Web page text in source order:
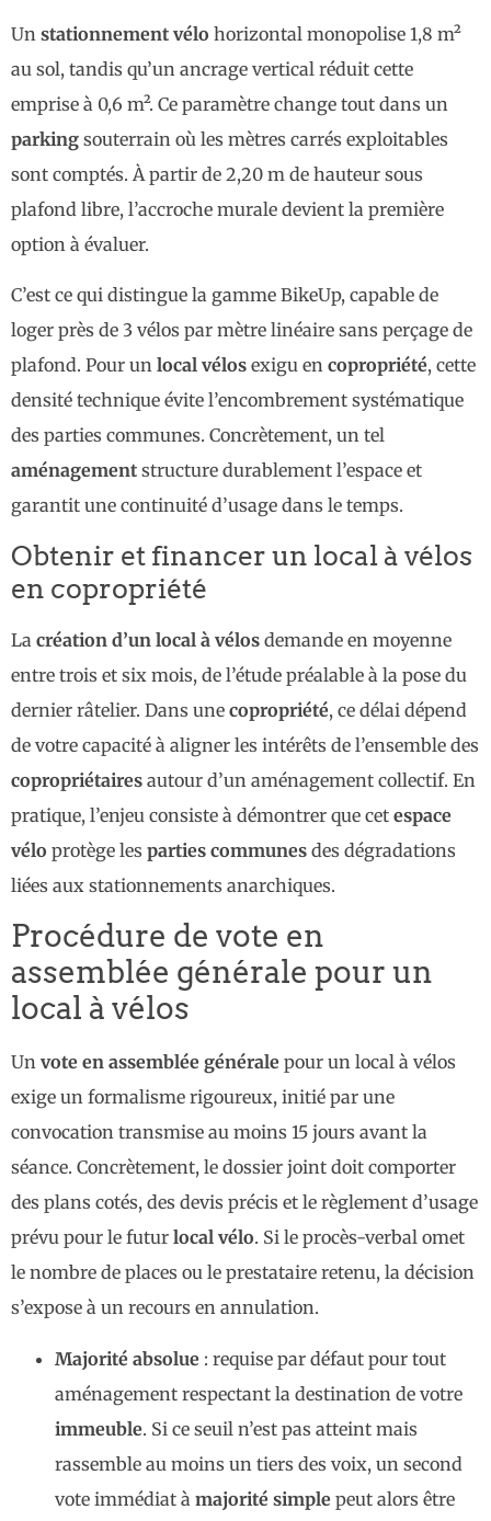
Un stationnement vélo horizontal monopolise 1,8 m²
au sol, tandis qu’un ancrage vertical réduit cette
emprise à 0,6 m². Ce paramètre change tout dans un
parking souterrain où les mètres carrés exploitables
sont comptés. À partir de 2,20 m de hauteur sous
plafond libre, l’accroche murale devient la première
option à évaluer.
C’est ce qui distingue la gamme BikeUp, capable de
loger près de 3 vélos par mètre linéaire sans perçage de
plafond. Pour un local vélos exigu en copropriété, cette
densité technique évite l’encombrement systématique
des parties communes. Concrètement, un tel
aménagement structure durablement l’espace et
garantit une continuité d’usage dans le temps.
Obtenir et financer un local à vélos
en copropriété
La création d’un local à vélos demande en moyenne
entre trois et six mois, de l’étude préalable à la pose du
dernier râtelier. Dans une copropriété, ce délai dépend
de votre capacité à aligner les intérêts de l’ensemble des
copropriétaires autour d’un aménagement collectif. En
pratique, l’enjeu consiste à démontrer que cet espace
vélo protège les parties communes des dégradations
liées aux stationnements anarchiques.
Procédure de vote en
assemblée générale pour un
local à vélos
Un vote en assemblée générale pour un local à vélos
exige un formalisme rigoureux, initié par une
convocation transmise au moins 15 jours avant la
séance. Concrètement, le dossier joint doit comporter
des plans cotés, des devis précis et le règlement d’usage
prévu pour le futur local vélo. Si le procès-verbal omet
le nombre de places ou le prestataire retenu, la décision
s’expose à un recours en annulation.
Majorité absolue : requise par défaut pour tout
aménagement respectant la destination de votre
immeuble. Si ce seuil n’est pas atteint mais
rassemble au moins un tiers des voix, un second
vote immédiat à majorité simple peut alors être